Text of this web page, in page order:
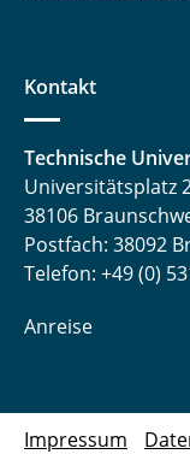
Kontakt
Technische
Universitätsplatz
38106
Postfach: 38092
Telefon: +49 (0)
Anreise
Impressum